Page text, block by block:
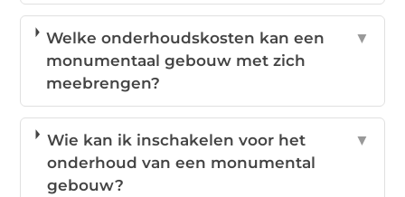
Welke onderhoudskosten kan een
monumentaal gebouw met zich
meebrengen?
▼
Wie kan ik inschakelen voor het
onderhoud van een monumental
gebouw?
▼